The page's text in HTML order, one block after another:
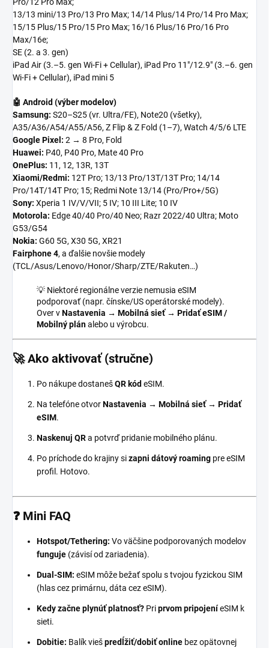
Pro/12 Pro Max;
13/13 mini/13 Pro/13 Pro Max; 14/14 Plus/14 Pro/14 Pro Max;
15/15 Plus/15 Pro/15 Pro Max; 16/16 Plus/16 Pro/16 Pro
Max/16e;
SE (2. a 3. gen)
iPad Air (3.–5. gen Wi-Fi + Cellular), iPad Pro 11"/12.9" (3.–6. gen
Wi-Fi + Cellular), iPad mini 5
🤖 Android (výber modelov)
Samsung: S20–S25 (vr. Ultra/FE), Note20 (všetky),
A35/A36/A54/A55/A56, Z Flip & Z Fold (1–7), Watch 4/5/6 LTE
Google Pixel: 2 → 8 Pro, Fold
Huawei: P40, P40 Pro, Mate 40 Pro
OnePlus: 11, 12, 13R, 13T
Xiaomi/Redmi: 12T Pro; 13/13 Pro/13T/13T Pro; 14/14
Pro/14T/14T Pro; 15; Redmi Note 13/14 (Pro/Pro+/5G)
Sony: Xperia 1 IV/V/VII; 5 IV; 10 III Lite; 10 IV
Motorola: Edge 40/40 Pro/40 Neo; Razr 2022/40 Ultra; Moto
G53/G54
Nokia: G60 5G, X30 5G, XR21
Fairphone 4, a ďalšie novšie modely
(TCL/Asus/Lenovo/Honor/Sharp/ZTE/Rakuten…)
💡 Niektoré regionálne verzie nemusia eSIM
podporovať (napr. čínske/US operátorské modely).
Over vNastavenia → Mobilná sieť → Pridať eSIM /
Mobilný plánalebo u výrobcu.
🚀 Ako aktivovať (stručne)
Po nákupe dostanešQR kód eSIM.
Na telefóne otvorNastavenia → Mobilná sieť → Pridať
eSIM.
Naskenuj QRa potvrď pridanie mobilného plánu.
Po príchode do krajiny sizapni dátový roaming pre eSIM
profil. Hotovo.
❓ Mini FAQ
Hotspot/Tethering: Vo väčšine podporovaných modelov
funguje (závisí od zariadenia).
Dual-SIM: eSIM môže bežať spolu s tvojou fyzickou SIM
(hlas cez primárnu, dáta cez eSIM).
Kedy začne plynúť platnosť? Priprvom pripojeníeSIM k
sieti.
Dobitie: Balík viešpredĺžiť/dobiť online bez opätovnej